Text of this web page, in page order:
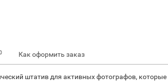
Как оформить заказ
штатив для активных фотографов,